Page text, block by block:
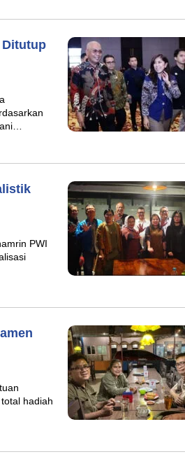
Ditutup
PWI
hadiah